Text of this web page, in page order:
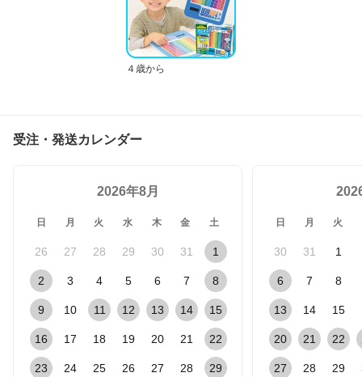
４歳から
受注・発送カレンダー
2026年8月
日 月 火 水 木 金 土
26 27 28 29 30 31 1
2 3 4 5 6 7 8
9 10 11 12 13 14 15
16 17 18 19 20 21 22
23 24 25 26 27 28 29
日 月 火
30 31 1
6 7 8
13 14 15
20 21 22
27 28 29